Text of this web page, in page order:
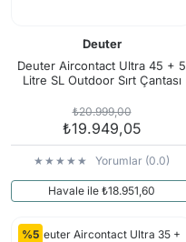
Deuter
Deuter Aircontact Ultra 45 + 5
Litre SL Outdoor Sırt Çantası
₺20.999,00
₺19.949,05
Yorumlar (0.0)
Havale ile ₺18.951,60
%5